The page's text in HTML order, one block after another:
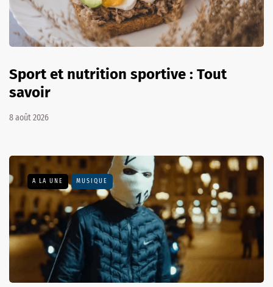
Sport et nutrition sportive : Tout
savoir
8 août 2026
A LA UNE MUSIQUE